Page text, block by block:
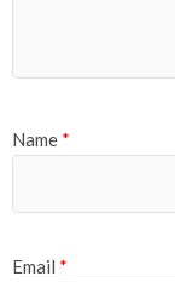
Name *
Email *